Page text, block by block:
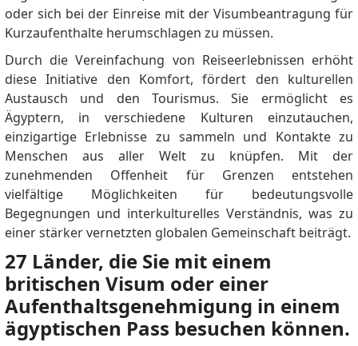
oder sich bei der Einreise mit der Visumbeantragung für
Kurzaufenthalte herumschlagen zu müssen.
Durch die Vereinfachung von Reiseerlebnissen erhöht
diese Initiative den Komfort, fördert den kulturellen
Austausch und den Tourismus. Sie ermöglicht es
Ägyptern, in verschiedene Kulturen einzutauchen,
einzigartige Erlebnisse zu sammeln und Kontakte zu
Menschen aus aller Welt zu knüpfen. Mit der
zunehmenden Offenheit für Grenzen entstehen
vielfältige Möglichkeiten für bedeutungsvolle
Begegnungen und interkulturelles Verständnis, was zu
einer stärker vernetzten globalen Gemeinschaft beiträgt.
27 Länder, die Sie mit einem
britischen Visum oder einer
Aufenthaltsgenehmigung in einem
ägyptischen Pass besuchen können.